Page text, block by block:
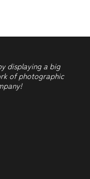
displaying a big
of photographic